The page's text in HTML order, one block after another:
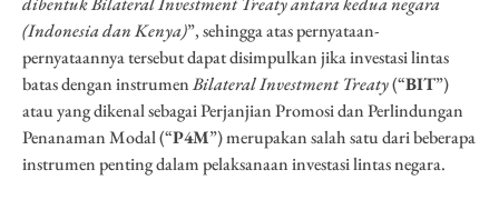
(Indonesia dan Kenya)”, sehingga atas pernyataan-
pernyataannya tersebut dapat disimpulkan jika investasi lintas
batas dengan instrumenBilateral Investment Treaty(“BIT”)
atau yang dikenal sebagai Perjanjian Promosi dan Perlindungan
Penanaman Modal (“P4M”) merupakan salah satu dari beberapa
instrumen penting dalam pelaksanaan investasi lintas negara.